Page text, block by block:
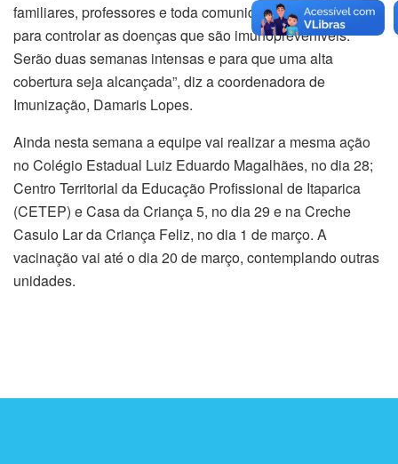
familiares, professores e toda comunidade escolar junto
para controlar as doenças que são imunopreveníveis.
Serão duas semanas intensas e para que uma alta
cobertura seja alcançada”, diz a coordenadora de
Imunização, Damaris Lopes.
Ainda nesta semana a equipe vai realizar a mesma ação
no Colégio Estadual Luiz Eduardo Magalhães, no dia 28;
Centro Territorial da Educação Profissional de Itaparica
(CETEP) e Casa da Criança 5, no dia 29 e na Creche
Casulo Lar da Criança Feliz, no dia 1 de março. A
vacinação vai até o dia 20 de março, contemplando outras
unidades.